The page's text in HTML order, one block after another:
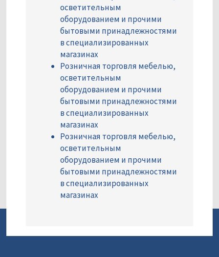
осветительным
оборудованием и прочими
бытовыми принадлежностями
в специализированных
магазинах
Розничная торговля мебелью,
осветительным
оборудованием и прочими
бытовыми принадлежностями
в специализированных
магазинах
Розничная торговля мебелью,
осветительным
оборудованием и прочими
бытовыми принадлежностями
в специализированных
магазинах